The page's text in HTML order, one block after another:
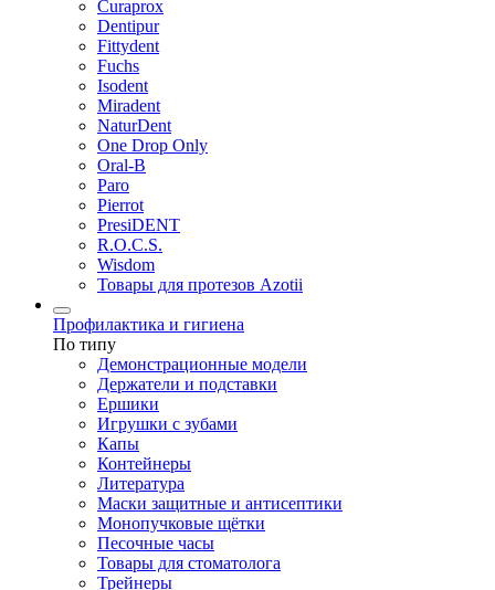
Curaprox
Dentipur
Fittydent
Fuchs
Isodent
Miradent
NaturDent
One Drop Only
Oral-B
Paro
Pierrot
PresiDENT
R.O.C.S.
Wisdom
Товары для протезов Azotii
Профилактика и гигиена
По типу
Демонстрационные модели
Держатели и подставки
Ершики
Игрушки с зубами
Капы
Контейнеры
Литература
Маски защитные и антисептики
Монопучковые щётки
Песочные часы
Товары для стоматолога
Трейнеры